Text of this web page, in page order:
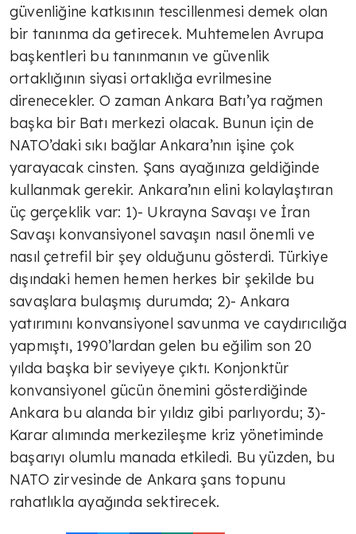
güvenliğine katkısının tescillenmesi demek olan
bir tanınma da getirecek. Muhtemelen Avrupa
başkentleri bu tanınmanın ve güvenlik
ortaklığının siyasi ortaklığa evrilmesine
direnecekler. O zaman Ankara Batı’ya rağmen
başka bir Batı merkezi olacak. Bunun için de
NATO’daki sıkı bağlar Ankara’nın işine çok
yarayacak cinsten. Şans ayağınıza geldiğinde
kullanmak gerekir. Ankara’nın elini kolaylaştıran
üç gerçeklik var: 1)- Ukrayna Savaşı ve İran
Savaşı konvansiyonel savaşın nasıl önemli ve
nasıl çetrefil bir şey olduğunu gösterdi. Türkiye
dışındaki hemen hemen herkes bir şekilde bu
savaşlara bulaşmış durumda; 2)- Ankara
yatırımını konvansiyonel savunma ve caydırıcılığa
yapmıştı, 1990’lardan gelen bu eğilim son 20
yılda başka bir seviyeye çıktı. Konjonktür
konvansiyonel gücün önemini gösterdiğinde
Ankara bu alanda bir yıldız gibi parlıyordu; 3)-
Karar alımında merkezileşme kriz yönetiminde
başarıyı olumlu manada etkiledi. Bu yüzden, bu
NATO zirvesinde de Ankara şans topunu
rahatlıkla ayağında sektirecek.
TÜLİN YALMAN
Traktörleri ile Selanik'te eylem
yapan çiftçiler hükümetten destek
taleplerini traktörleri ile…
TÜLİN YALMAN
Tarım geleceğe taşınır mı?
AVNİ ÖZGÜREL
İsrail Fransa'nın holokost suçunu
unuttu mu?
TÜLİN YALMAN
Böyle olmayacak
AVNİ ÖZGÜREL
Ahmed Şara Ankara'da